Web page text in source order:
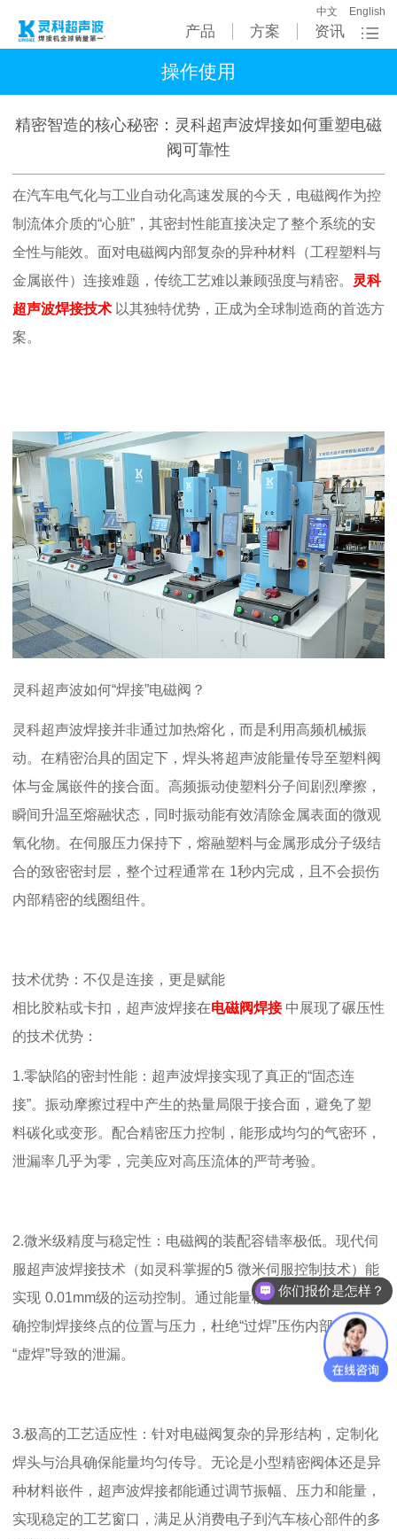
产品 方案 资讯
中文 English
操作使用
精密智造的核心秘密：灵科超声波焊接如何重塑电磁
阀可靠性
在汽车电气化与工业自动化高速发展的今天，电磁阀作为控
制流体介质的“心脏”，其密封性能直接决定了整个系统的安
全性与能效。面对电磁阀内部复杂的异种材料（工程塑料与
金属嵌件）连接难题，传统工艺难以兼顾强度与精密。
灵科
超声波焊接技术 以其独特优势，正成为全球制造商的首选方
案。
灵科超声波如何“焊接”电磁阀？
灵科超声波焊接并非通过加热熔化，而是利用高频机械振
动。在精密治具的固定下，焊头将超声波能量传导至塑料阀
体与金属嵌件的接合面。高频振动使塑料分子间剧烈摩擦，
瞬间升温至熔融状态，同时振动能有效清除金属表面的微观
氧化物。在伺服压力保持下，熔融塑料与金属形成分子级结
合的致密密封层，整个过程通常在 1秒内完成，且不会损伤
内部精密的线圈组件。
技术优势：不仅是连接，更是赋能
相比胶粘或卡扣，超声波焊接在电磁阀焊接 中展现了碾压性
的技术优势：
1.零缺陷的密封性能： 超声波焊接实现了真正的“固态连
接”。振动摩擦过程中产生的热量局限于接合面，避免了塑
料碳化或变形。配合精密压力控制，能形成均匀的气密环，
泄漏率几乎为零，完美应对高压流体的严苛考验。
2.微米级精度与稳定性： 电磁阀的装配容错率极低。现代伺
服超声波焊接技术（如灵科掌握的5 微米伺服控制技术）能
实现 0.01mm级的运动控制。通过能量模式或深度模式，精
确控制焊接终点的位置与压力，杜绝“过焊”压伤内部零件或
“虚焊”导致的泄漏。
3.极高的工艺适应性： 针对电磁阀复杂的异形结构，定制化
焊头与治具确保能量均匀传导。无论是小型精密阀体还是异
种材料嵌件，超声波焊接都能通过调节振幅、压力和能量，
实现稳定的工艺窗口，满足从消费电子到汽车核心部件的多
你们报价是怎样？